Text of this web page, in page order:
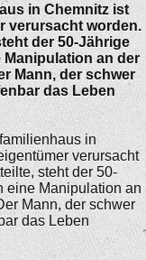
in Chemnitz ist
verursacht worden.
der 50-Jährige
an der
Mann, der schwer
das Leben
in
verursacht
steht der 50-
eine Manipulation an
Mann, der schwer
das Leben